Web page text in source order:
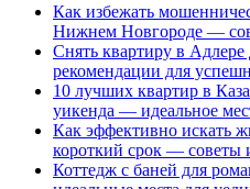
Как избежать
Нижнем Новгороде —
Снять квартиру в
рекомендации для
10 лучших квартир в
уикенда — идеальное
Как эффективно искать
короткий срок — советы
Коттедж с баней для